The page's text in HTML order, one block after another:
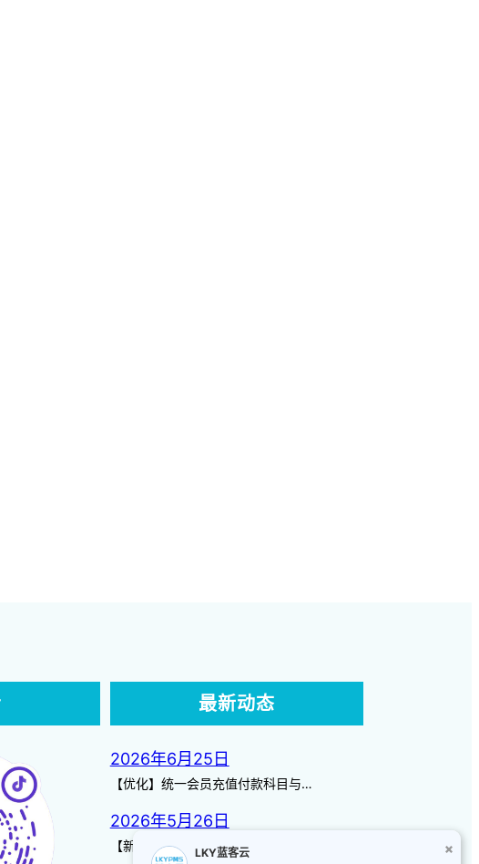
最新动态
2026年6月25日
【优化】统一会员充值付款科目与…
2026年5月26日
【新增】自定义储值金额 背景案…
LKY蓝客云